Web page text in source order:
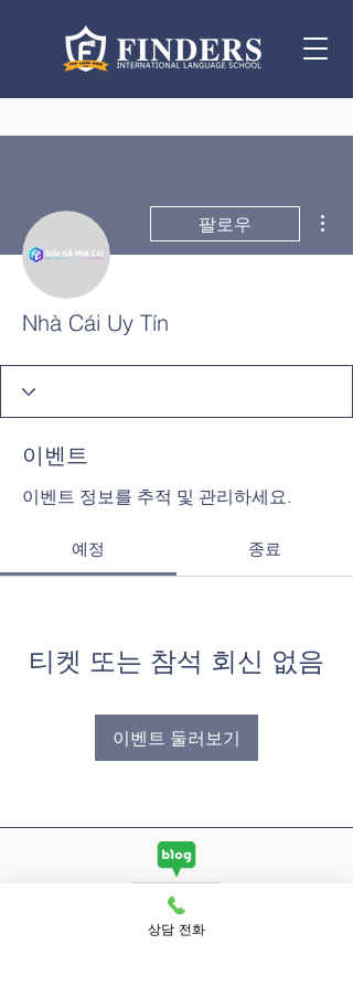
팔로우
Nhà Cái Uy Tín
이벤트
이벤트 정보를 추적 및 관리하세요.
예정 종료
티켓 또는 참석 회신 없음
이벤트 둘러보기
상담 전화